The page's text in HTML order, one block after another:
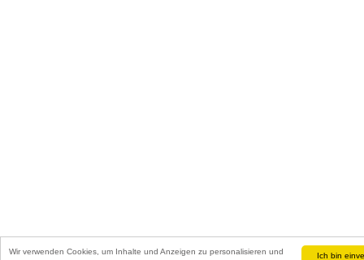
Ich bin
Wir verwenden Cookies, um Inhalte und Anzeigen zu personalisieren und